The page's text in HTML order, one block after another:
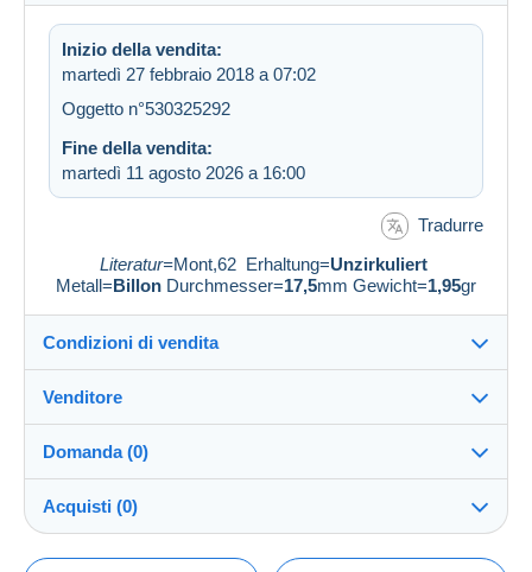
Inizio della vendita:
martedì 27 febbraio 2018 a 07:02
Oggetto n°530325292
Fine della vendita:
martedì 11 agosto 2026 a 16:00
Tradurre
Literatur=Mont,62 Erhaltung=Unzirkuliert
Metall=Billon Durchmesser=17,5mm Gewicht=1,95gr
Condizioni di vendita
Destinazione:
Vedi l'elenco dei paesi
Invio:
Invio dopo il pagamento
Venditore
salome1904100%(110x)
Negozio
Domanda (0)
Acquisti (0)